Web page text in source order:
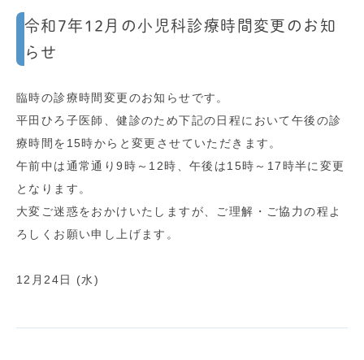
令和7年12月の小児科診療時間変更のお知
らせ
臨時の診療時間変更のお知らせです。
平田ひろ子医師、健診のため下記の日程において午後の診
療時間を15時からと変更させていただきます。
午前中は通常通り9時～12時、午後は15時～17時半に変更
となります。
大変ご迷惑をおかけいたしますが、ご理解・ご協力の程よ
ろしくお願い申し上げます。
12月24日 (水)